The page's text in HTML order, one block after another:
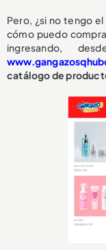
Pero, ¿si no tengo
cómo puedo
ingresando,
catálogo de